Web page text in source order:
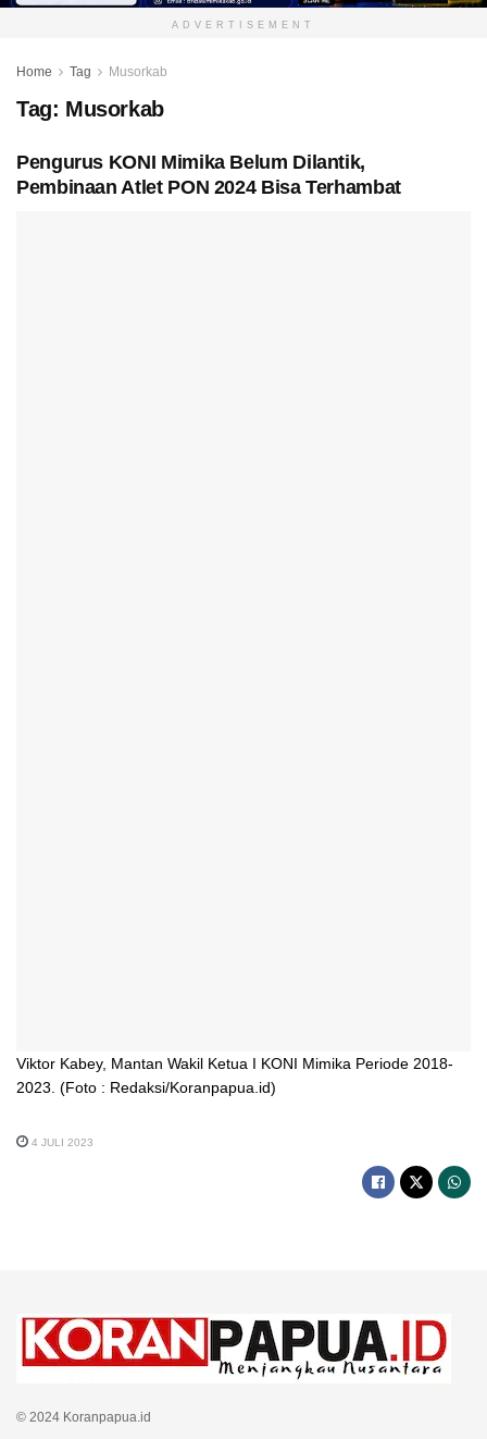
ADVERTISEMENT
Home Tag Musorkab
Tag: Musorkab
Pengurus KONI Mimika Belum Dilantik,
Pembinaan Atlet PON 2024 Bisa Terhambat
Viktor Kabey, Mantan Wakil Ketua I KONI Mimika Periode 2018-
2023. (Foto : Redaksi/Koranpapua.id)
4 JULI 2023
© 2024 Koranpapua.id